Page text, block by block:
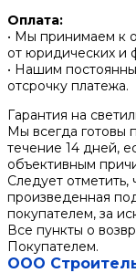
Оплата:
• Мы принимаем к
от юридических и
• Нашим
отсрочку платежа.
Гарантия на
Мы всегда готовы
течение 14 дней,
объективным
Следует отметить,
произведенная
покупателем, за
Все пункты о
Покупателем.
ООО